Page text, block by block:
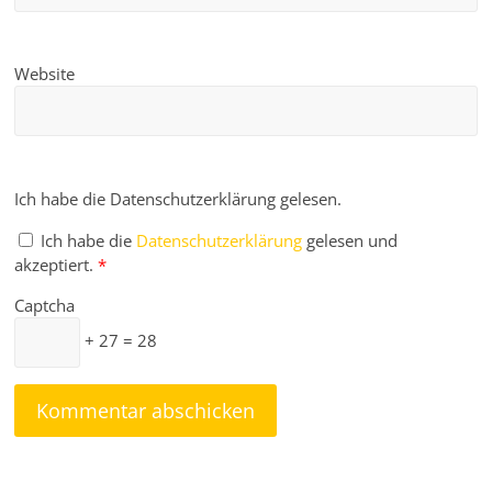
Website
Ich habe die Datenschutzerklärung gelesen.
Ich habe die Datenschutzerklärung gelesen und
akzeptiert. *
Captcha
+ 27 = 28